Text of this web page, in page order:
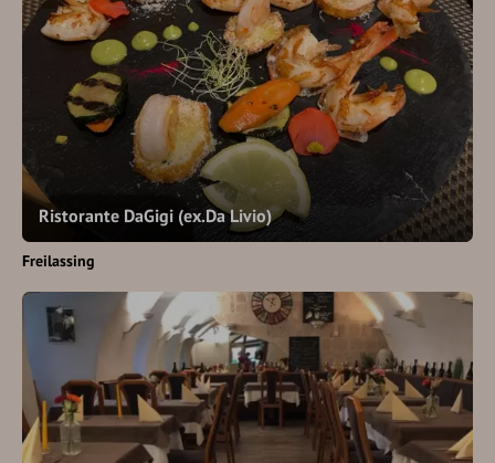
Ristorante DaGigi (ex.Da Livio)
Freilassing